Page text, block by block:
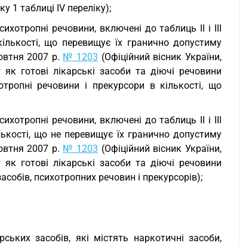
1 таблиці IV переліку);
речовини, включені до таблиць II і III
що перевищує їх гранично допустиму
2007 р. № 1203 (Офіційний вісник України,
готові лікарські засоби та діючі речовини
речовини і прекурсори в кількості, що
речовини, включені до таблиць II і III
що не перевищує їх гранично допустиму
2007 р. № 1203 (Офіційний вісник України,
готові лікарські засоби та діючі речовини
психотропних речовин і прекурсорів);
засобів, які містять наркотичні засоби,